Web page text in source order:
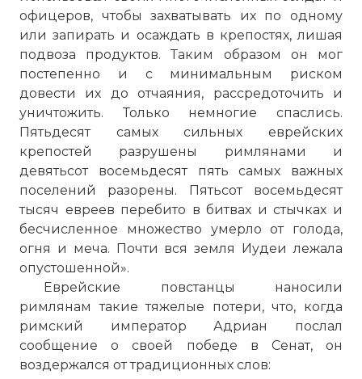
офицеров, чтобы захватывать их по одному
или запирать и осаждать в крепостях, лишая
подвоза продуктов. Таким образом он мог
постепенно и с минимальным риском
довести их до отчаяния, рассредоточить и
уничтожить. Только немногие спаслись.
Пятьдесят самых сильных еврейских
крепостей разрушены римлянами и
девятьсот восемьдесят пять самых важных
поселений разорены. Пятьсот восемьдесят
тысяч евреев перебито в битвах и стычках и
бесчисленное множество умерло от голода,
огня и меча. Почти вся земля Иудеи лежала
опустошенной».
Еврейские повстанцы наносили
римлянам такие тяжелые потери, что, когда
римский император Адриан послал
сообщение о своей победе в Сенат, он
воздержался от традиционных слов: